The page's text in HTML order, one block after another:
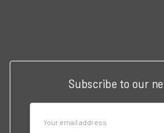
Subscribe to our